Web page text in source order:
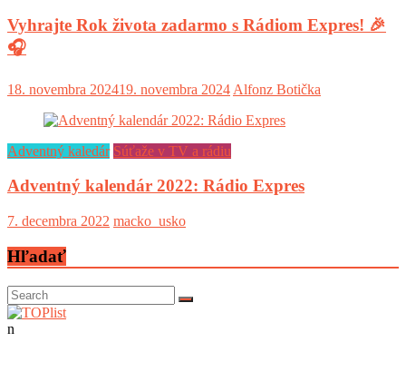
Vyhrajte Rok života zadarmo s Rádiom Expres! 🎉
🎧
18. novembra 202419. novembra 2024 Alfonz Botička
Adventný kaledár Súťaže v TV a rádiu
Adventný kalendár 2022: Rádio Expres
7. decembra 2022 macko_usko
Hľadať
n